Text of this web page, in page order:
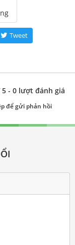
Tweet
5 - 0 lượt đánh giá
để gửi phản hồi